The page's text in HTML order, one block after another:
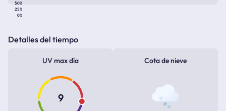
50%
25%
0%
Detalles del tiempo
UV max día
9
Cota de nieve